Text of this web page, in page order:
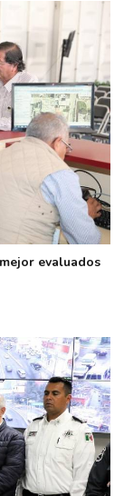
evaluados